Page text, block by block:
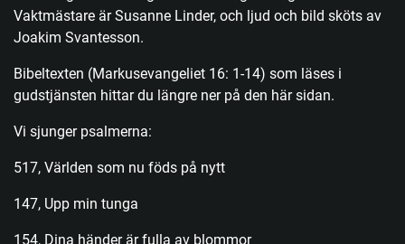
Vaktmästare är Susanne Linder, och ljud och bild sköts av
Joakim Svantesson.
Bibeltexten (Markusevangeliet 16: 1-14) som läses i
gudstjänsten hittar du längre ner på den här sidan.
Vi sjunger psalmerna:
517, Världen som nu föds på nytt
147, Upp min tunga
154, Dina händer är fulla av blommor